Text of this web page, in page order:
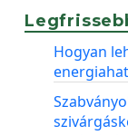
Hogyan